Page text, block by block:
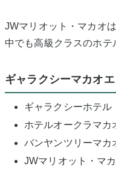
JWマリオット・マカオ
中でも高級クラスのホテ
ギャラクシーマカオ
ギャラクシーホテル
ホテルオークラマカ
バンヤンツリーマカ
JWマリオット・マ